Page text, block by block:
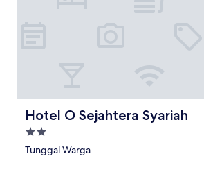
Hotel O Sejahtera Syariah
Hotel O Sejahtera Syariah
Properti
bintang
Tunggal Warga